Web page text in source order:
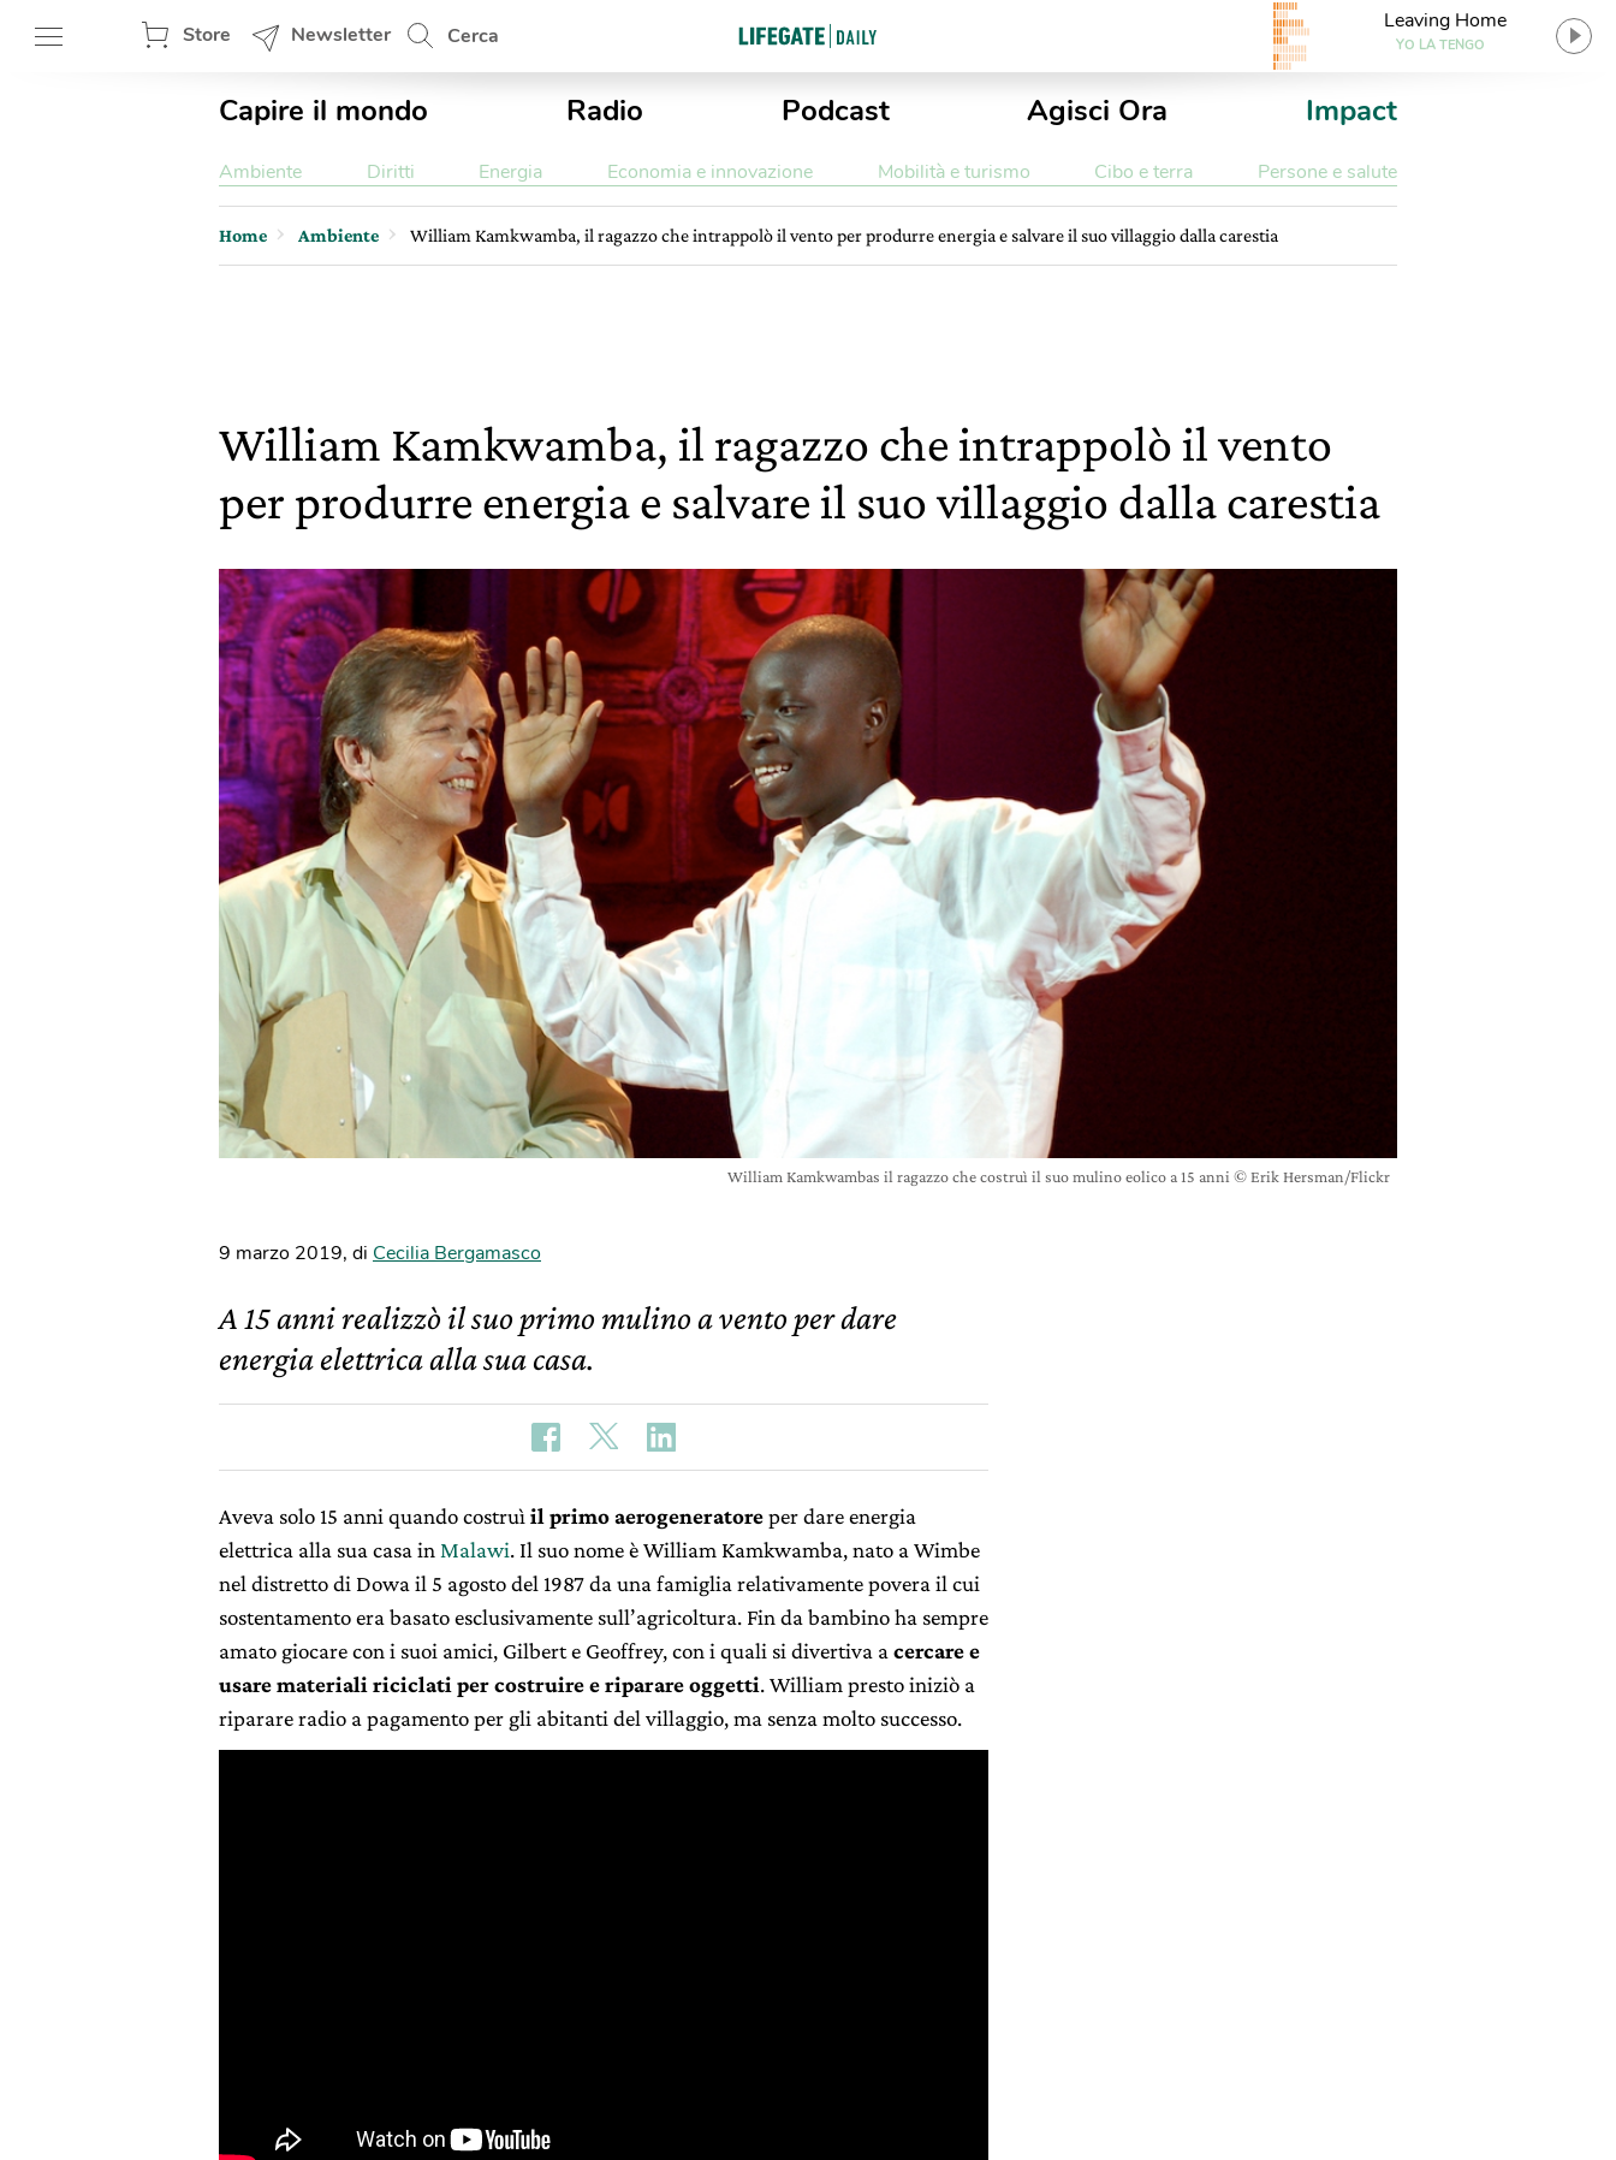
Store Newsletter Cerca
Leaving Home
YO LA TENGO
Capire il mondo Radio Podcast Agisci Ora Impact
Ambiente Diritti Energia Economia e innovazione Mobilità e turismo Cibo e terra Persone e salute
Home Ambiente William Kamkwamba, il ragazzo che intrappolò il vento per produrre energia e salvare il suo villaggio dalla carestia
William Kamkwamba, il ragazzo che intrappolò il vento
per produrre energia e salvare il suo villaggio dalla carestia
William Kamkwambas il ragazzo che costruì il suo mulino eolico a 15 anni © Erik Hersman/Flickr
9 marzo 2019, di Cecilia Bergamasco
A 15 anni realizzò il suo primo mulino a vento per dare
energia elettrica alla sua casa.
Aveva solo 15 anni quando costruì il primo aerogeneratoreper dare energia
elettrica alla sua casa in Malawi. Il suo nome è William Kamkwamba, nato a Wimbe
nel distretto di Dowa il 5 agosto del 1987 da una famiglia relativamente povera il cui
sostentamento era basato esclusivamente sull’agricoltura. Fin da bambino ha sempre
amato giocare con i suoi amici, Gilbert e Geoffrey, con i quali si divertiva a cercare e
usare materiali riciclati per costruire e riparare oggetti. William presto iniziò a
riparare radio a pagamento per gli abitanti del villaggio, ma senza molto successo.